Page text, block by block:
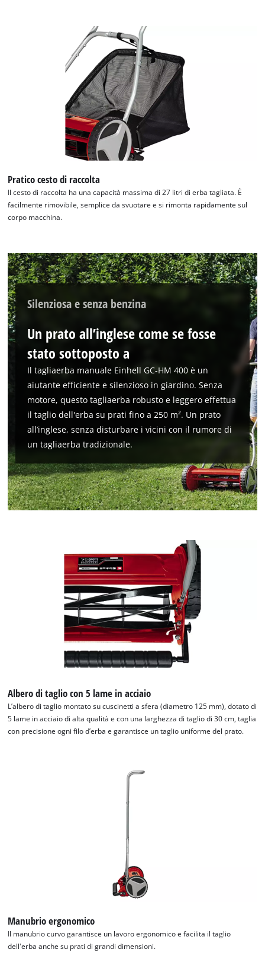
per caricare il servizio Google Maps !
This content is not permitted to load due
to trackers that are not disclosed to the
visitor. The website owner needs to setup
the site with their CMP to add this content
Powered byUsercentrics Consent
Management Platform
Pratico cesto di raccolta
Il cesto di raccolta ha una capacità massima di 27 litri di erba tagliata. È
facilmente rimovibile, semplice da svuotare e si rimonta rapidamente sul
corpo macchina.
Silenziosa e senza benzina
Un prato all’inglese come se fosse
stato sottoposto a
Il tagliaerba manuale Einhell GC-HM 400 è un
aiutante efficiente e silenzioso in giardino. Senza
motore, questo tagliaerba robusto e leggero effettua
il taglio dell'erba su prati fino a 250 m². Un prato
all’inglese, senza disturbare i vicini con il rumore di
un tagliaerba tradizionale.
Albero di taglio con 5 lame in acciaio
L’albero di taglio montato su cuscinetti a sfera (diametro 125 mm), dotato di
5 lame in acciaio di alta qualità e con una larghezza di taglio di 30 cm, taglia
con precisione ogni filo d’erba e garantisce un taglio uniforme del prato.
Manubrio ergonomico
Il manubrio curvo garantisce un lavoro ergonomico e facilita il taglio
dell'erba anche su prati di grandi dimensioni.